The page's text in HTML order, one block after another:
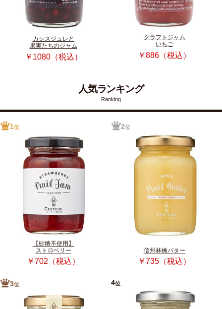
カシスジュレと
果実たちのジャム
￥1080（税込）
クラフトジャム
いちご
￥886（税込）
人気ランキング
Ranking
1位
【砂糖不使用】
ストロベリー
￥702（税込）
2位
信州林檎バター
￥735（税込）
3位 4位